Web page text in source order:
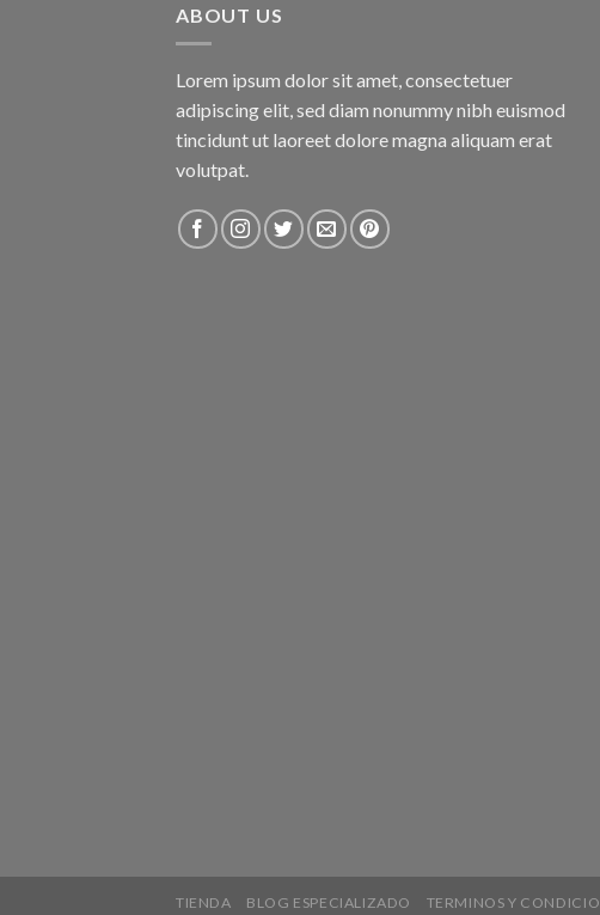
ABOUT US
Lorem ipsum dolor sit amet, consectetuer
adipiscing elit, sed diam nonummy nibh euismod
tincidunt ut laoreet dolore magna aliquam erat
volutpat.
TIENDA BLOG ESPECIALIZADO TERMINOS Y